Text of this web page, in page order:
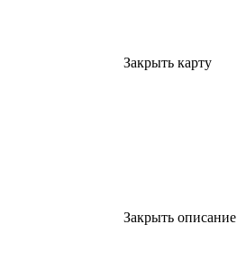
Закрыть карту
Закрыть описание